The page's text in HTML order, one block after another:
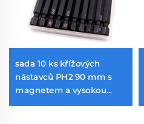
sada 10 ks křížových
nástavců PH2 90 mm s
magnetem a vysokou